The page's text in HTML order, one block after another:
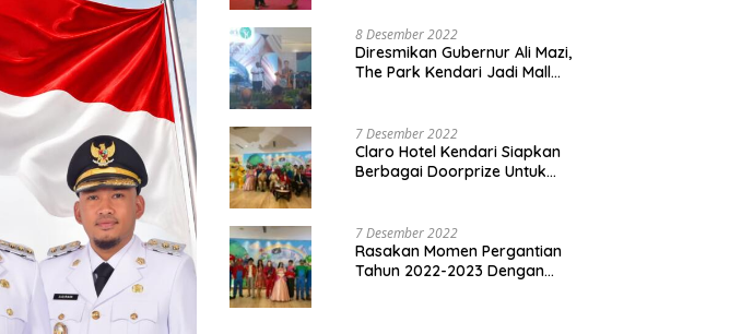
8 Desember 2022
Diresmikan Gubernur Ali Mazi,
The Park Kendari Jadi Mall
7 Desember 2022
Claro Hotel Kendari Siapkan
Berbagai Doorprize Untuk
7 Desember 2022
Rasakan Momen Pergantian
Tahun 2022-2023 Dengan